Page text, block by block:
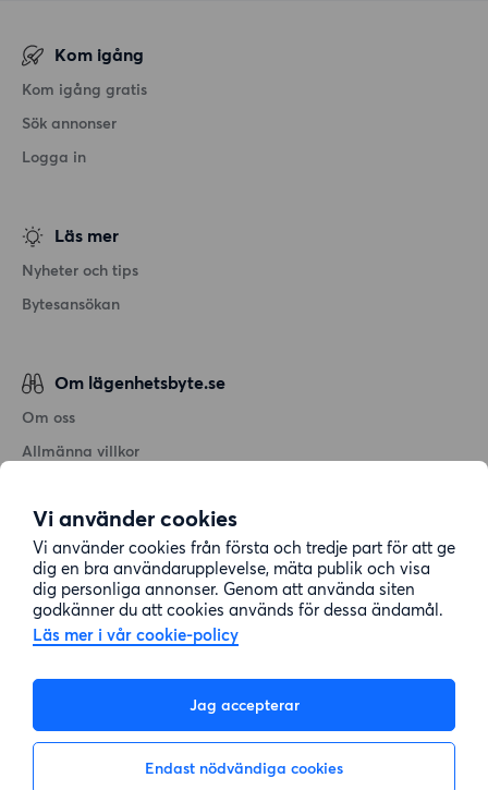
Vi använder cookies
Vi använder cookies från första och tredje part för att ge
dig en bra användarupplevelse, mäta publik och visa
dig personliga annonser. Genom att använda siten
godkänner du att cookies används för dessa ändamål.
Läs mer i vår cookie-policy
Jag accepterar
Endast nödvändiga cookies
Kom igång
Kom igång gratis
Sök annonser
Logga in
Läs mer
Nyheter och tips
Bytesansökan
Om lägenhetsbyte.se
Om oss
Allmänna villkor
Cookiepolicy
Sitemap
Kundtjänst
08-22 00 90